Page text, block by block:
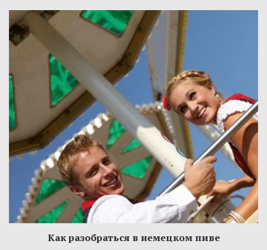
Как разобраться в немецком пиве